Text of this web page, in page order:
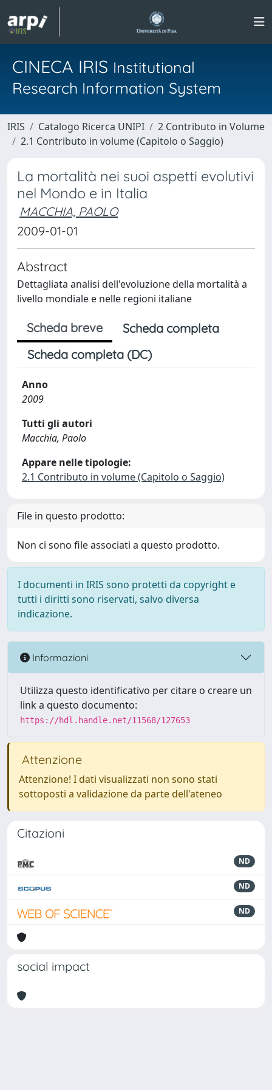
CINECA IRIS Institutional
Research Information System
IRIS Catalogo Ricerca UNIPI
2 Contributo in Volume
2.1 Contributo in volume (Capitolo o Saggio)
La mortalità nei suoi aspetti evolutivi
nel Mondo e in Italia
MACCHIA, PAOLO
2009-01-01
Abstract
Dettagliata analisi dell'evoluzione della mortalità a
livello mondiale e nelle regioni italiane
Scheda breve
Scheda completa
Scheda completa (DC)
Anno
2009
Tutti gli autori
Macchia, Paolo
Appare nelle tipologie:
2.1 Contributo in volume (Capitolo o Saggio)
File in questo prodotto:
Non ci sono file associati a questo prodotto.
I documenti in IRIS sono protetti da copyright e
tutti i diritti sono riservati, salvo diversa
indicazione.
Informazioni
Utilizza questo identificativo per citare o creare un
link a questo documento:
https://hdl.handle.net/11568/127653
Attenzione
Attenzione! I dati visualizzati non sono stati
sottoposti a validazione da parte dell'ateneo
Citazioni
ND
ND
ND
social impact